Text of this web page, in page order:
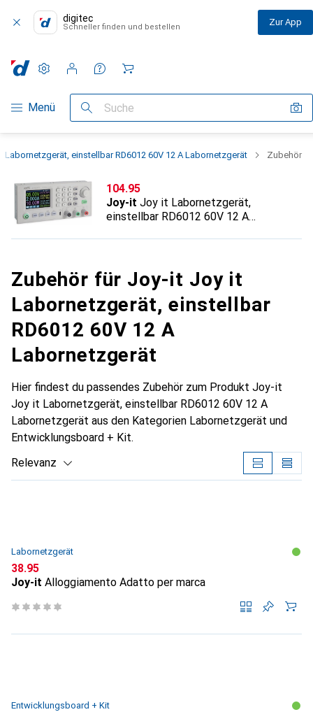
digitec
Schneller finden und bestellen Zur App
Navigation nach Kategorien
Menü Suche
Einstellungen
Kundenkonto
Vergleichslisten
Merklisten
Warenkorb
Labornetzgerät, einstellbar RD6012 60V 12 A Labornetzgerät Zubehör
CHF
104.95
Joy-it Joy it Labornetzgerät,
einstellbar RD6012 60V 12 A
Zubehör für Joy-it Joy it
Labornetzgerät, einstellbar
RD6012 60V 12 A
Labornetzgerät
Hier findest du passendes Zubehör zum Produkt Joy-it
Joy it Labornetzgerät, einstellbar RD6012 60V 12 A
Labornetzgerät aus den Kategorien Labornetzgerät und
Entwicklungsboard + Kit.
Relevanz
Labornetzgerät
CHF
38.95
Joy-it Alloggiamento Adatto per marca
Entwicklungsboard + Kit